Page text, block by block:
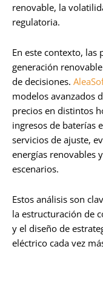
renovable, la
regulatoria.
En este contexto, las
generación
de decisiones.
modelos avanzados
precios en distintos
ingresos de baterías
servicios de ajuste,
energías renovables
escenarios.
Estos análisis son
la estructuración de
y el diseño de
eléctrico cada vez